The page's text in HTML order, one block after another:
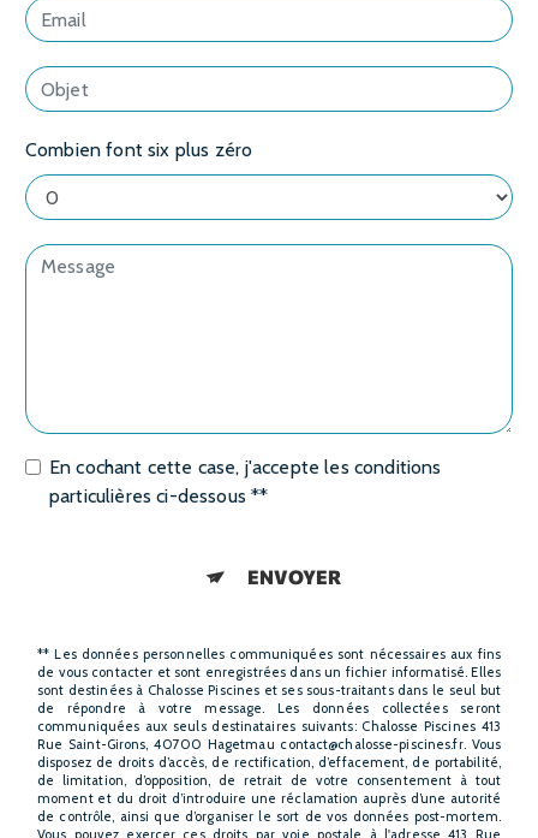
Combien font six plus zéro
En cochant cette case, j'accepte les conditions
particulières ci-dessous **
ENVOYER
** Les données personnelles communiquées sont nécessaires aux fins
de vous contacter et sont enregistrées dans un fichier informatisé. Elles
sont destinées à Chalosse Piscines et ses sous-traitants dans le seul but
de répondre à votre message. Les données collectées seront
communiquées aux seuls destinataires suivants: Chalosse Piscines 413
Rue Saint-Girons, 40700 Hagetmau contact@chalosse-piscines.fr. Vous
disposez de droits d’accès, de rectification, d’effacement, de portabilité,
de limitation, d’opposition, de retrait de votre consentement à tout
moment et du droit d’introduire une réclamation auprès d’une autorité
de contrôle, ainsi que d’organiser le sort de vos données post-mortem.